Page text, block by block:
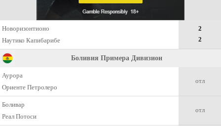
Новоризонтионо
Наутико Капибарибе
2
2
Боливия Примера Дивизион
Аурора
Ориенте Петролеро
отл
Боливар
Реал Потоси
отл